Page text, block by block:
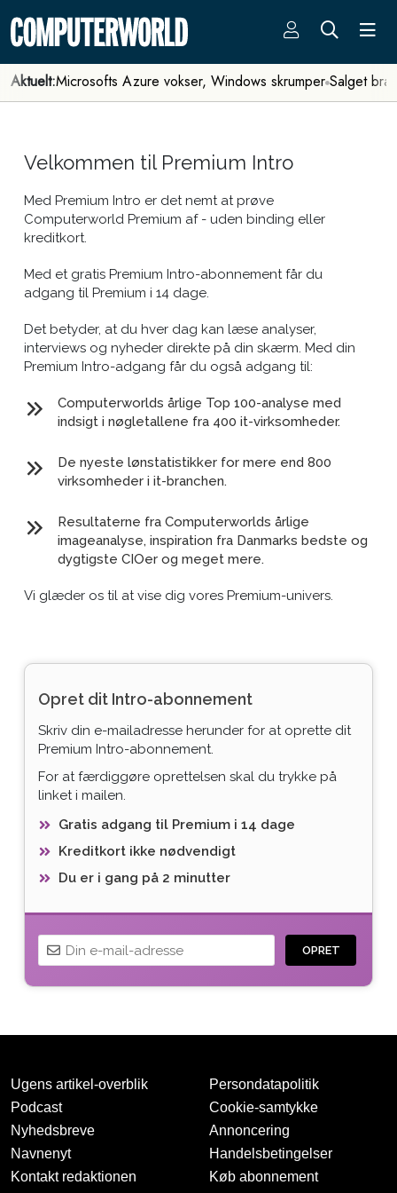
Aktuelt:Microsofts Azure vokser, Windows skrumper Salget
Velkommen til Premium Intro
Med Premium Intro er det nemt at prøve
Computerworld Premium af - uden binding eller
kreditkort.
Med et gratis Premium Intro-abonnement får du
adgang til Premium i 14 dage.
Det betyder, at du hver dag kan læse analyser,
interviews og nyheder direkte på din skærm. Med din
Premium Intro-adgang får du også adgang til:
Computerworlds årlige Top 100-analyse med
indsigt i nøgletallene fra 400 it-virksomheder.
De nyeste lønstatistikker for mere end 800
virksomheder i it-branchen.
Resultaterne fra Computerworlds årlige
imageanalyse, inspiration fra Danmarks bedste og
dygtigste CIOer og meget mere.
Vi glæder os til at vise dig vores Premium-univers.
Opret dit Intro-abonnement
Skriv din e-mailadresse herunder for at oprette dit
Premium Intro-abonnement.
For at færdiggøre oprettelsen skal du trykke på
linket i mailen.
Gratis adgang til Premium i 14 dage
Kreditkort ikke nødvendigt
Du er i gang på 2 minutter
OPRET
Tak for oprettelsen
Ugens artikel-overblik
Podcast
Nyhedsbreve
Navnenyt
Kontakt redaktionen
Persondatapolitik
Cookie-samtykke
Annoncering
Handelsbetingelser
Køb abonnement